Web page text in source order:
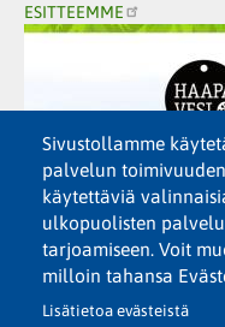
Sivustollamme
palvelun
käytettäviä
ulkopuolisten
tarjoamiseen. Voit
milloin tahansa
Lisätietoa evästeistä
ESITTEEMME